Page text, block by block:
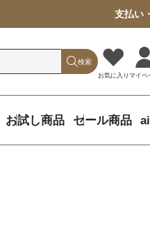
支払い
検索
お気に入り マイペ
お試し商品 セール商品